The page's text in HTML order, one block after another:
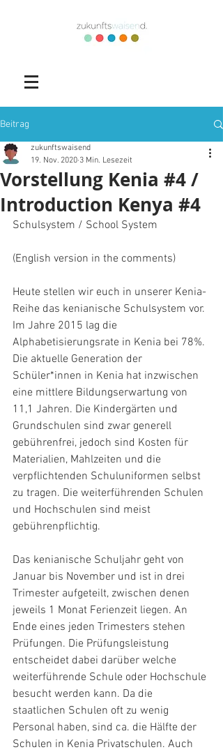
Beitrag
Vorstellung Kenia #4 /
Introduction Kenya #4
zukunftswaisend
19. Nov. 2020 3 Min. Lesezeit
Schulsystem / School System
(English version in the comments)
Heute stellen wir euch in unserer Kenia-
Reihe das kenianische Schulsystem vor.
Im Jahre 2015 lag die
Alphabetisierungsrate in Kenia bei 78%.
Die aktuelle Generation der
Schüler*innen in Kenia hat inzwischen
eine mittlere Bildungserwartung von
11,1 Jahren. Die Kindergärten und
Grundschulen sind zwar generell
gebührenfrei, jedoch sind Kosten für
Materialien, Mahlzeiten und die
verpflichtenden Schuluniformen selbst
zu tragen. Die weiterführenden Schulen
und Hochschulen sind meist
gebührenpflichtig.
Das kenianische Schuljahr geht von
Januar bis November und ist in drei
Trimester aufgeteilt, zwischen denen
jeweils 1 Monat Ferienzeit liegen. An
Ende eines jeden Trimesters stehen
Prüfungen. Die Prüfungsleistung
entscheidet dabei darüber welche
weiterführende Schule oder Hochschule
besucht werden kann. Da die
staatlichen Schulen oft zu wenig
Personal haben, sind ca. die Hälfte der
Schulen in Kenia Privatschulen. Auch